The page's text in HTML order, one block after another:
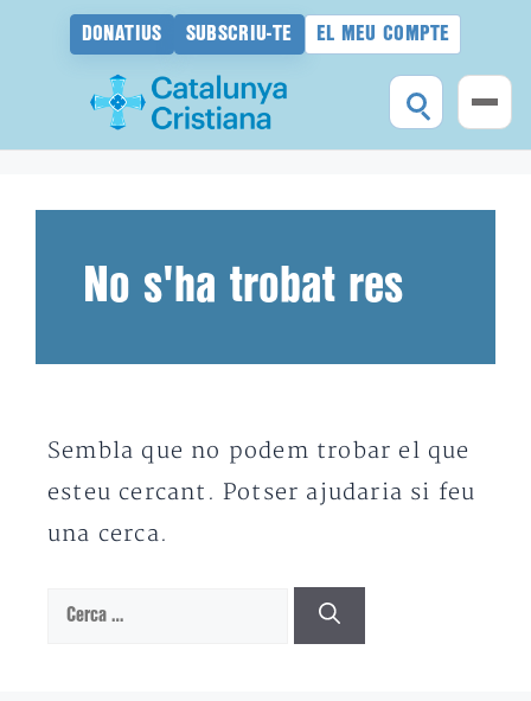
DONATIUS SUBSCRIU-TE EL MEU COMPTE
No s'ha trobat res
Sembla que no podem trobar el que
esteu cercant. Potser ajudaria si feu
una cerca.
Cerca: